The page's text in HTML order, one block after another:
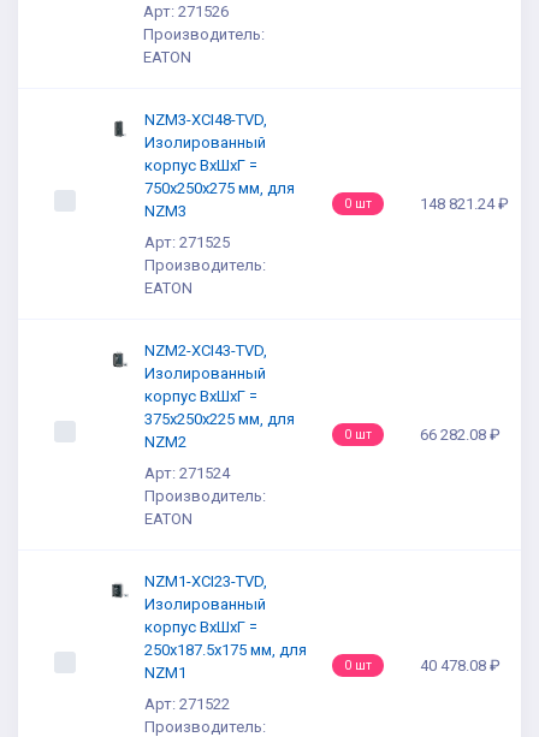
Арт: 271526
Производитель:
EATON
NZM3-XCI48-TVD,
Изолированный
корпус ВхШхГ =
750x250x275 мм, для
NZM3
Арт: 271525
Производитель:
EATON
0 шт 148 821.24 ₽
NZM2-XCI43-TVD,
Изолированный
корпус ВхШхГ =
375x250x225 мм, для
NZM2
Арт: 271524
Производитель:
EATON
0 шт 66 282.08 ₽
NZM1-XCI23-TVD,
Изолированный
корпус ВхШхГ =
250x187.5x175 мм, для
NZM1
Арт: 271522
Производитель:
0 шт 40 478.08 ₽